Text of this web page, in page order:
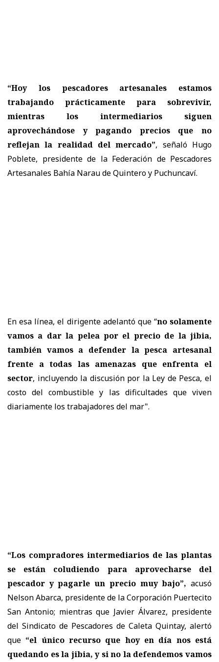
“Hoy los pescadores artesanales estamos
trabajando prácticamente para sobrevivir,
mientras los intermediarios siguen
aprovechándose y pagando precios que no
reflejan la realidad del mercado”, señaló Hugo
Poblete, presidente de la Federación de Pescadores
Artesanales Bahía Narau de Quintero y Puchuncaví.
En esa línea, el dirigente adelantó que “no solamente
vamos a dar la pelea por el precio de la jibia,
también vamos a defender la pesca artesanal
frente a todas las amenazas que enfrenta el
sector, incluyendo la discusión por la Ley de Pesca, el
costo del combustible y las dificultades que viven
diariamente los trabajadores del mar".
“Los compradores intermediarios de las plantas
se están coludiendo para aprovecharse del
pescador y pagarle un precio muy bajo”, acusó
Nelson Abarca, presidente de la Corporación Puertecito
San Antonio; mientras que Javier Álvarez, presidente
del Sindicato de Pescadores de Caleta Quintay, alertó
que “el único recurso que hoy en día nos está
quedando es la jibia, y si no la defendemos vamos